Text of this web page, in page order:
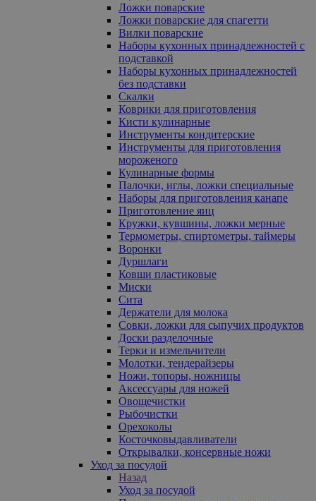
Ложки поварские
Ложки поварские для спагетти
Вилки поварские
Наборы кухонных принадлежностей с
подставкой
Наборы кухонных принадлежностей
без подставки
Скалки
Коврики для приготовления
Кисти кулинарные
Инструменты кондитерские
Инструменты для приготовления
мороженого
Кулинарные формы
Палочки, иглы, ложки специальные
Наборы для приготовления канапе
Приготовление яиц
Кружки, кувшины, ложки мерные
Термометры, спиртометры, таймеры
Воронки
Дуршлаги
Ковши пластиковые
Миски
Сита
Держатели для молока
Совки, ложки для сыпучих продуктов
Доски разделочные
Терки и измельчители
Молотки, тендерайзеры
Ножи, топоры, ножницы
Аксессуары для ножей
Овощечистки
Рыбочистки
Орехоколы
Косточковыдавливатели
Открывалки, консервные ножи
Уход за посудой
Назад
Уход за посудой